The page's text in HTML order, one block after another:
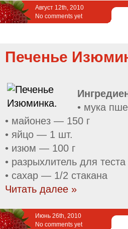
Август 12th, 2010
No comments yet
Печенье
• мука
• майонез — 150 г
• яйцо — 1 шт.
• изюм — 100 г
• разрыхлитель для
• сахар — 1/2 стакана
Читать далее »
Июнь 26th, 2010
No comments yet